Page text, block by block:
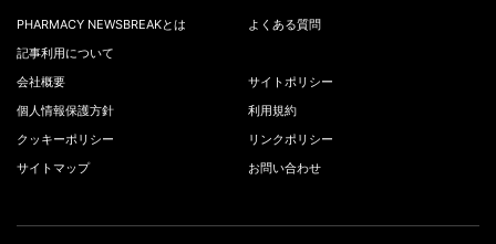
PHARMACY NEWSBREAKとは
よくある質問
記事利用について
会社概要
サイトポリシー
個人情報保護方針
利用規約
クッキーポリシー
リンクポリシー
サイトマップ
お問い合わせ